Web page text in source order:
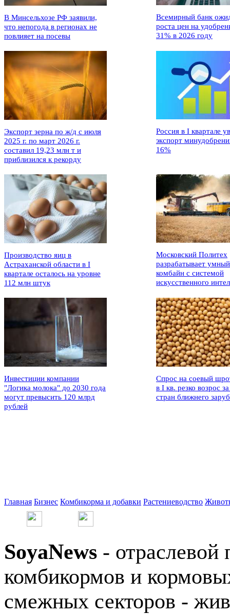
В Минсельхозе РФ заявили,
что непогода в регионах не
повлияет на посевы
Всемирный банк
роста цен на
31% в 2026 году
Экспорт зерна по ж/д с июля
2025 г. по март 2026 г.
составил 19,23 млн т и
приблизился к рекорду
Россия в I квартале
экспорт
16%
Производство яиц в
Астраханской области в I
квартале осталось на уровне
112 млн штук
Московский Политех
разрабатывает умный
комбайн с системой
искусственного
Инвестиции компании
"Логика молока" до 2030 года
могут превысить 120 млрд
рублей
Спрос на соевый
в I кв. резко возрос
стран ближнего
Главная Бизнес Комбикорма и добавки Растениеводство
SoyaNews - отраслевой
комбикормов и
смежных секторов -